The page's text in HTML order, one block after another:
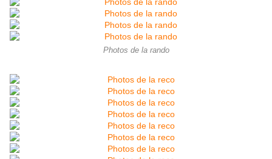
Photos de la rando